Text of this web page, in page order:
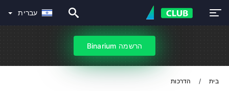
עברית
הרשמה Binarium
בית הדרכות